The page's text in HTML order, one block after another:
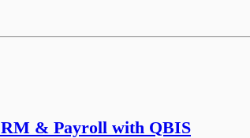
& Payroll with QBIS